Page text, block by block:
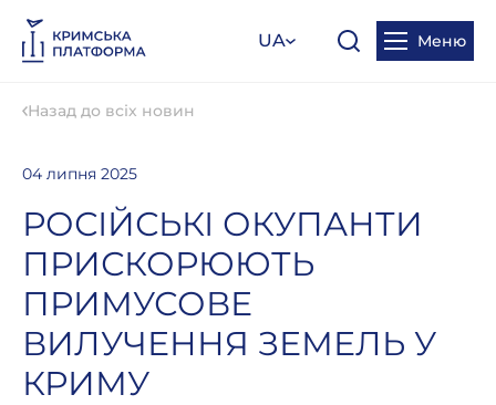
UA Меню
Назад до всіх новин
04 липня 2025
РОСІЙСЬКІ ОКУПАНТИ
ПРИСКОРЮЮТЬ
ПРИМУСОВЕ
ВИЛУЧЕННЯ ЗЕМЕЛЬ У
КРИМУ